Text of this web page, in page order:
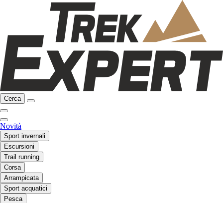
Cerca
Novità
Sport invernali
Escursioni
Trail running
Corsa
Arrampicata
Sport acquatici
Pesca